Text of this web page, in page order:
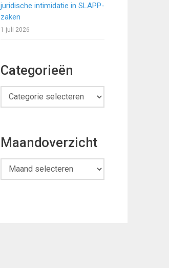
juridische intimidatie in SLAPP-
zaken
1 juli 2026
Categorieën
Categorieën
Maandoverzicht
Maandoverzicht